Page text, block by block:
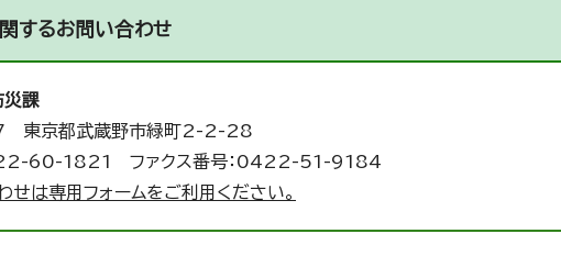
するお問い合わせ
課
京都武蔵野市緑町2-2-28
60-1821 ファクス番号：0422-51-9184
せは専用フォームをご利用ください。